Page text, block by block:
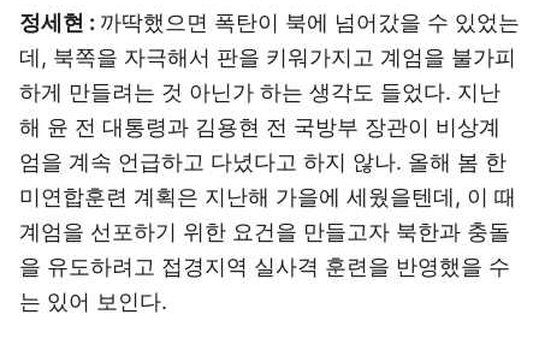
정세현 : 까딱했으면 폭탄이 북에 넘어갔을 수 있었는
데, 북쪽을 자극해서 판을 키워가지고 계엄을 불가피
하게 만들려는 것 아닌가 하는 생각도 들었다. 지난
해 윤 전 대통령과 김용현 전 국방부 장관이 비상계
엄을 계속 언급하고 다녔다고 하지 않나. 올해 봄 한
미연합훈련 계획은 지난해 가을에 세웠을텐데, 이 때
계엄을 선포하기 위한 요건을 만들고자 북한과 충돌
을 유도하려고 접경지역 실사격 훈련을 반영했을 수
는 있어 보인다.